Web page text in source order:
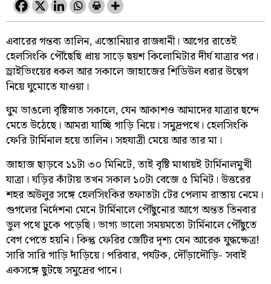
এবারের গন্তব্য তালিন, এস্তোনিয়ার রাজধানী। আগের রাতেই
হেলসিংকি পৌঁছেছি প্রায় সাড়ে ছয়শ কিলোমিটার দীর্ঘ যাত্রার পর।
ড্রাইভিংয়ের ধকল আর সকালে জাহাজের শিডিউল ধরার উদ্বেগ
নিয়ে ঘুমোতে যাওয়া।
ঘুম ভাঙলো বৃষ্টিস্নাত সকালে, যেন আকাশও আমাদের যাত্রার ছন্দে
মেতে উঠেছে। আমরা যাচ্ছি গাড়ি নিয়ে। সমুদ্রপথে। হেলসিংকি
ফেরি টার্মিনাল হয়ে তালিন। সহযাত্রী মেয়ে আর তার মা।
জাহাজ ছাড়বে ১১টা ৩০ মিনিটে, তাই বৃষ্টি মাথায়ই টার্মিনালমুখী
যাত্রা। ঘড়ির কাঁটায় তখন সকাল ১০টা বেজে ৫ মিনিট। উত্তরের
শহর অউলুর সঙ্গে হেলসিংকির তফাতটা টের পেলাম রাস্তায় নেমে।
গুগলের নির্দেশনা মেনে টার্মিনালে পৌঁছুনোর আগে অন্তত তিনবার
ভুল পথে ঢুকে পড়েছি। ভাগ্য ভালো সময়মতো টার্মিনালে পৌঁছুতে
বেগ পেতে হয়নি। কিন্তু ফেরির জেটির দৃশ্য যেন আরেক যুদ্ধক্ষেত্র!
সারি সারি গাড়ি দাঁড়িয়ে। পরিবার, পর্যটক, দৌঁড়াদৌড়ি- সবাই
একসঙ্গে ছুটছে সমুদ্রের পানে।